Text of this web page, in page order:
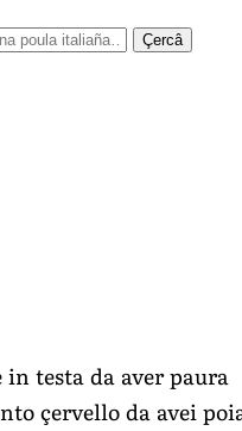
Çercâ
in testa da aver paura
çervello da avei